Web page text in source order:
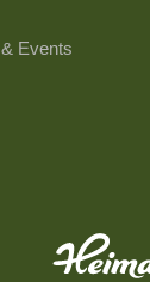
Events